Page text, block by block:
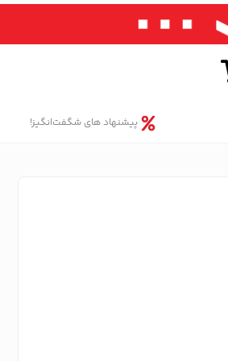
پیشنهاد های شگفت‌انگیز!